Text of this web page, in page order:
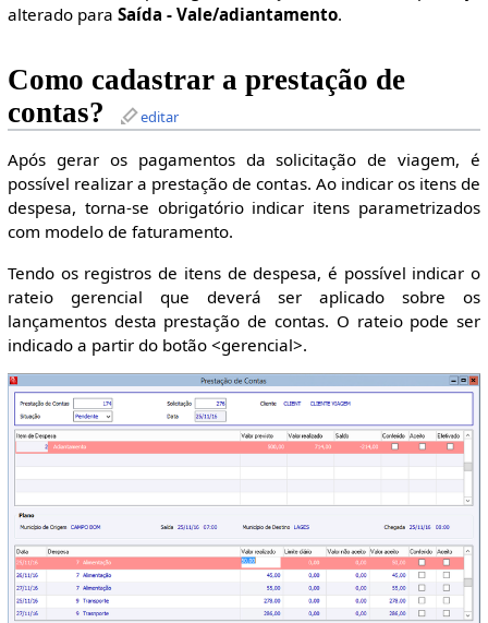
alterado para Saída - Vale/adiantamento.
Como cadastrar a prestação de
contas?
editar
Após gerar os pagamentos da solicitação de viagem, é
possível realizar a prestação de contas. Ao indicar os itens de
despesa, torna-se obrigatório indicar itens parametrizados
com modelo de faturamento.
Tendo os registros de itens de despesa, é possível indicar o
rateio gerencial que deverá ser aplicado sobre os
lançamentos desta prestação de contas. O rateio pode ser
indicado a partir do botão <gerencial>.